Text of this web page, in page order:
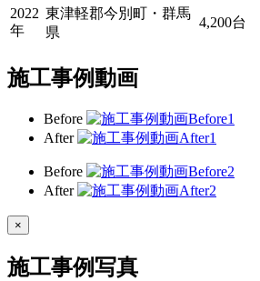
2022
年
東津軽郡今別町・群馬
県
4,200台
施工事例動画
Before
After
Before
After
×
施工事例写真